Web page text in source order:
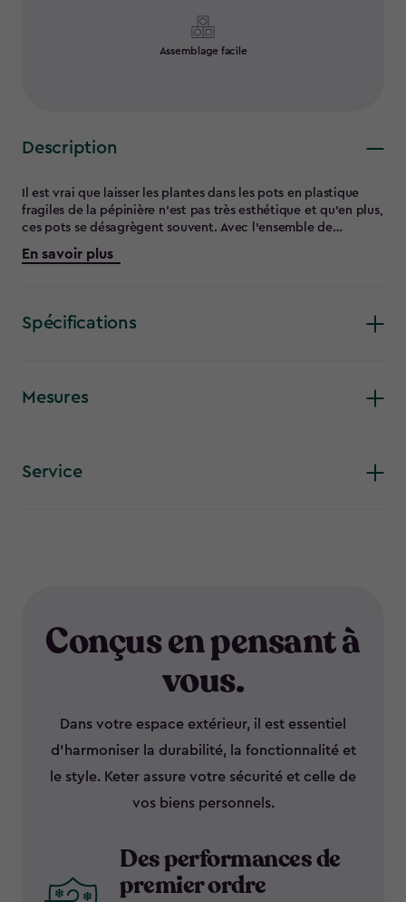
Assemblage facile
Description
Il est vrai que laisser les plantes dans les pots en plastique
fragiles de la pépinière n’est pas très esthétique et qu’en plus,
ces pots se désagrègent souvent. Avec l’ensemble de
trois jardinières cylindriques de Keter, vos fleurs et herbes
aromatiques trouveront non seulement un espace sûr et
comprend trois pots en résine, de 28, 35,5 et 43 cm, chacun
d’entre eux étant doté d’un bouchon de drainage et d’un
ou que vous les exposiez sur une table. De plus, ces jardinières
En savoir plus
Spécifications
Mesures
Service
Conçus en pensant à
vous.
Dans votre espace extérieur, il est essentiel
d’harmoniser la durabilité, la fonctionnalité et
le style. Keter assure votre sécurité et celle de
vos biens personnels.
Des performances de
premier ordre